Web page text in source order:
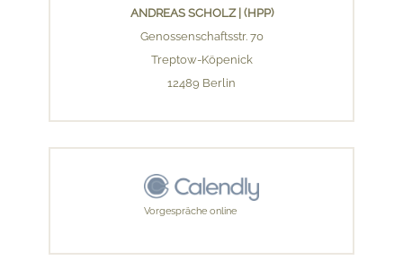
ANDREAS SCHOLZ | (HPP)
Genossenschaftsstr. 70
Treptow-Köpenick
12489 Berlin
Vorgespräche online